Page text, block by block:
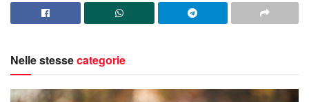
Nelle stessecategorie